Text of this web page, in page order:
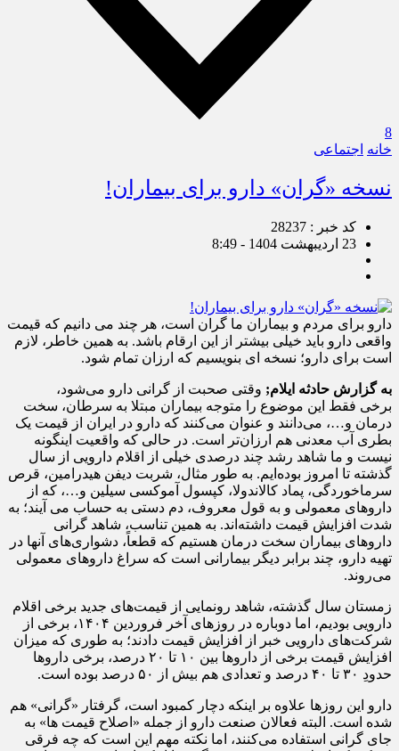
8
خانه اجتماعی
نسخه «گران» دارو برای بیماران!
کد خبر : 28237
23 اردیبهشت 1404 - 8:49
دارو برای مردم و بیماران ما گران است، هر چند می دانیم که قیمت
واقعی دارو باید خیلی بیشتر از این ارقام باشد. به همین خاطر، لازم
است برای دارو؛ نسخه ای بنویسیم که ارزان تمام شود.
به گزارش حادثه ایلام; وقتی صحبت از گرانی دارو می‌شود،
برخی فقط این موضوع را متوجه بیماران مبتلا به سرطان، سخت
درمان و…، می‌دانند و عنوان می‌کنند که دارو در ایران از قیمت یک
بطری آب معدنی هم ارزان‌تر است. در حالی که واقعیت اینگونه
نیست و ما شاهد رشد چند درصدی خیلی از اقلام دارویی از سال
گذشته تا امروز بوده‌ایم. به طور مثال، شربت دیفن هیدرامین، قرص
سرماخوردگی، پماد کالاندولا، کپسول آموکسی سیلین و…، که از
داروهای معمولی و به قول معروف، دم دستی به حساب می آیند؛ به
شدت افزایش قیمت داشته‌اند. به همین تناسب، شاهد گرانی
داروهای بیماران سخت درمان هستیم که قطعاً، دشواری‌های آنها در
تهیه دارو، چند برابر دیگر بیمارانی است که سراغ داروهای معمولی
می‌روند.
زمستان سال گذشته، شاهد رونمایی از قیمت‌های جدید برخی اقلام
دارویی بودیم، اما دوباره در روزهای آخر فروردین ۱۴۰۴، برخی از
شرکت‌های دارویی خبر از افزایش قیمت دادند؛ به طوری که میزان
افزایش قیمت برخی از داروها بین ۱۰ تا ۲۰ درصد، برخی داروها
حدودِ ۳۰ تا ۴۰ درصد و تعدادی هم بیش از ۵۰ درصد بوده است.
دارو این روزها علاوه بر اینکه دچار کمبود است، گرفتار «گرانی» هم
شده است. البته فعالان صنعت دارو از جمله «اصلاح قیمت ها» به
جای گرانی استفاده می‌کنند، اما نکته مهم این است که چه فرقی